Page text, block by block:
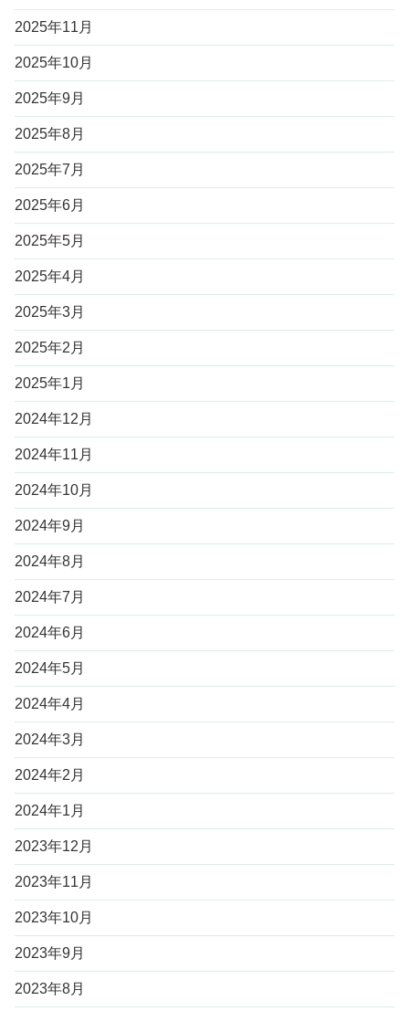
2025年11月
2025年10月
2025年9月
2025年8月
2025年7月
2025年6月
2025年5月
2025年4月
2025年3月
2025年2月
2025年1月
2024年12月
2024年11月
2024年10月
2024年9月
2024年8月
2024年7月
2024年6月
2024年5月
2024年4月
2024年3月
2024年2月
2024年1月
2023年12月
2023年11月
2023年10月
2023年9月
2023年8月